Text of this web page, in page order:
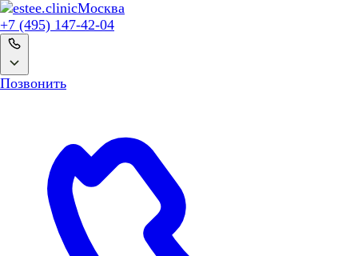
Москва
+7 (495) 147-42-04
Позвонить